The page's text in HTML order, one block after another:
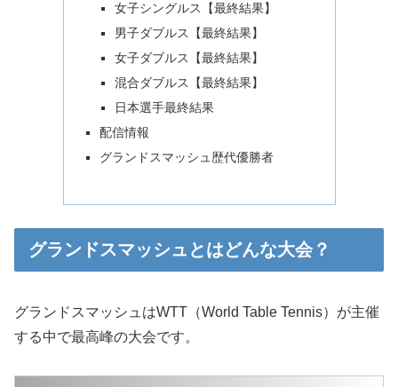
女子シングルス【最終結果】
男子ダブルス【最終結果】
女子ダブルス【最終結果】
混合ダブルス【最終結果】
日本選手最終結果
配信情報
グランドスマッシュ歴代優勝者
グランドスマッシュとはどんな大会？
グランドスマッシュはWTT（World Table Tennis）が主催
する中で最高峰の大会です。